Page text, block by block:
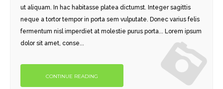
ut aliquam. In hac habitasse platea dictumst. Integer sagittis
neque a tortor tempor in porta sem vulputate. Donec varius felis
fermentum nisl imperdiet at molestie purus porta... Lorem ipsum
dolor sit amet, conse...
CONTINUE READING